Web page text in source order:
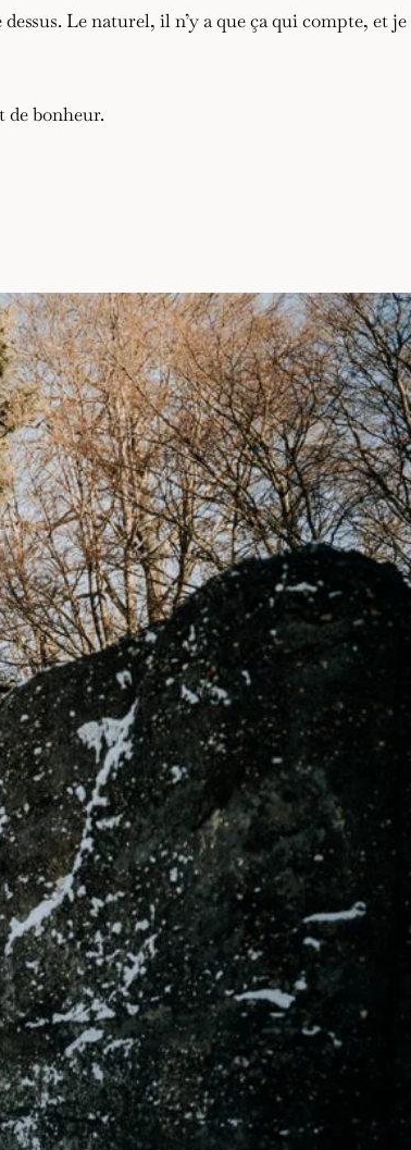
Le naturel, il n’y a que ça qui compte, et je
de bonheur.